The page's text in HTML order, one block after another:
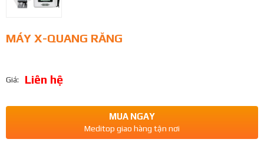
MÁY X-QUANG RĂNG
Giá: Liên hệ
MUA NGAY
Meditop giao hàng tận nơi